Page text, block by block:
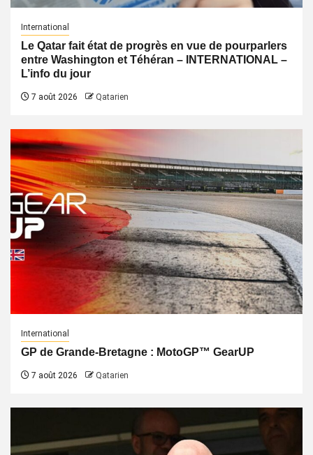
International
Le Qatar fait état de progrès en vue de pourparlers
entre Washington et Téhéran – INTERNATIONAL –
L’info du jour
7 août 2026 Qatarien
International
GP de Grande-Bretagne : MotoGP™ GearUP
7 août 2026 Qatarien